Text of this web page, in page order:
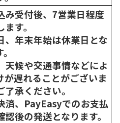
み受付後、7営業日程度
す。
年末年始は休業日とな
候や交通事情などによ
が遅れることがございま
承ください。
、PayEasyでのお支払
後の発送となります。